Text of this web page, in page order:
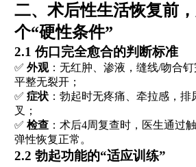
二、术后性生活恢复前
个“硬性条件”
2.1 伤口完全愈合的判断标准
✅ 外观：无红肿、渗液，缝线/吻合
平整无裂开；
✅ 症状 ：勃起时无疼痛、牵拉感，
叉；
✅ 检查 ：术后4周复查时，医生通过
弹性恢复正常。
2.2 勃起功能的“适应训练”